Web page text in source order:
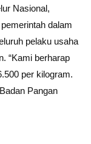
Nasional,
dalam
pelaku usaha
“Kami berharap
per kilogram.
Pangan